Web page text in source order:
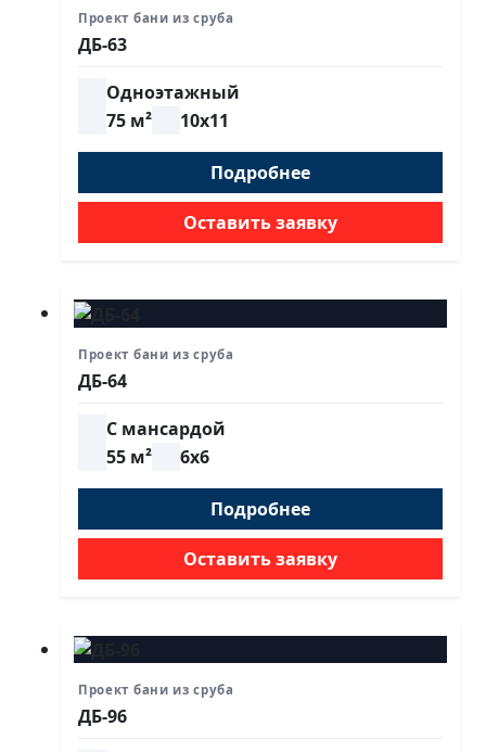
Проект бани из сруба
ДБ-63
Одноэтажный
75 м²
10х11
Подробнее
Оставить заявку
Проект бани из сруба
ДБ-64
С мансардой
55 м²
6х6
Подробнее
Оставить заявку
Проект бани из сруба
ДБ-96